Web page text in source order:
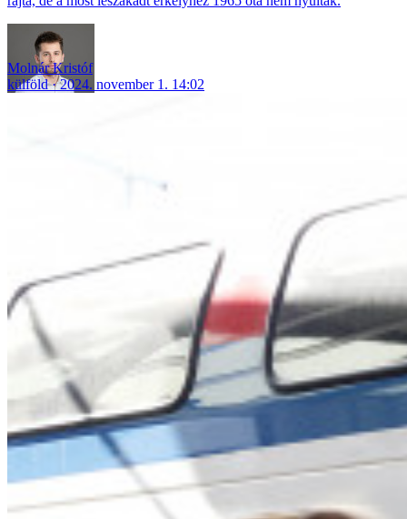
Molnár Kristóf
külföld
2024. november 1. 14:02